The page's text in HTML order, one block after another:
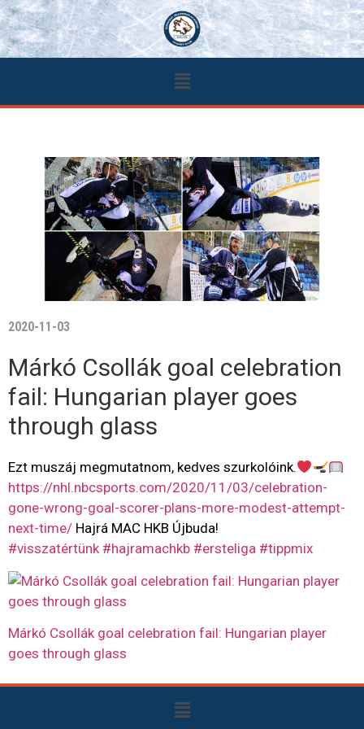
2020-11-03
Márkó Csollák goal celebration
fail: Hungarian player goes
through glass
Ezt muszáj megmutatnom, kedves szurkolóink.
https://nhl.nbcsports.com/2020/11/03/celebration-
gone-wrong-goal-scorer-plans-more-modest-attempt-
next-time/ Hajrá MAC HKB Újbuda!
#visszatértünk #hajramachkb #ersteliga #tippmix
Márkó Csollák goal celebration fail: Hungarian player
goes through glass